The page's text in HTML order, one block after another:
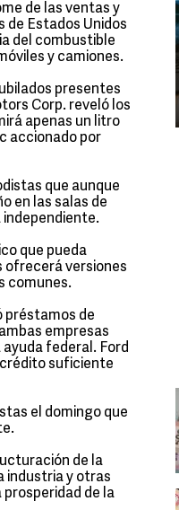
de las ventas y
de Estados Unidos
del combustible
y camiones.
presentes
Corp. reveló los
apenas un litro
accionado por
que aunque
en las salas de
independiente.
que pueda
ofrecerá versiones
comunes.
préstamos de
empresas
federal. Ford
suficiente
el domingo que
de la
industria y otras
de la